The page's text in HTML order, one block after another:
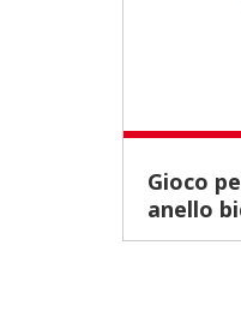
Gioco per cani - doppio
anello